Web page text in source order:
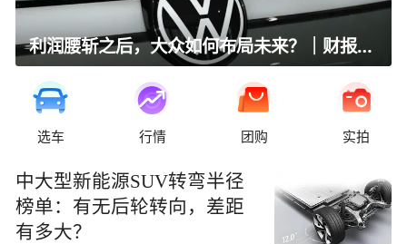
利润腰斩之后，大众如何布局未来？｜财报全视角
选车 行情 团购 实拍
中大型新能源SUV转弯半径
榜单：有无后轮转向，差距
有多大？